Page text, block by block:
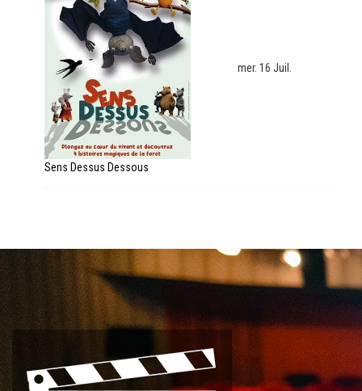
Sens Dessus Dessous
mer. 16 Juil.